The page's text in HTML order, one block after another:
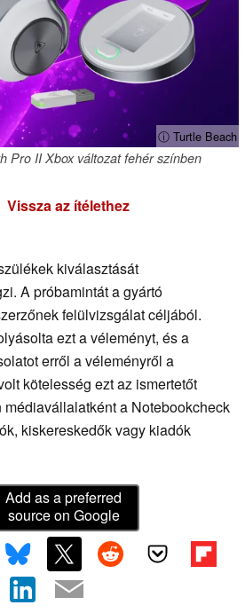
ⓘ Turtle Beach
Pro II Xbox változat fehér színben
Vissza az ítélethez
kiválasztását
A próbamintát a gyártó
felülvizsgálat céljából.
ezt a véleményt, és a
erről a véleményről a
kötelesség ezt az ismertetőt
a Notebookcheck
kiskereskedők vagy kiadók
Add as a preferred
source on Google